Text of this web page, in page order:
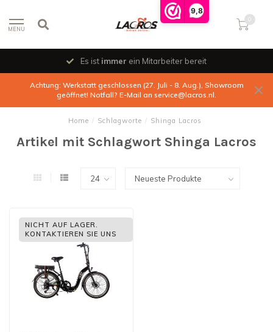
9,8
MENU
0
Es ist immer ein Mitarbeiter bereit
Achtung: Werkstatt geschlossen (27. Juli - 8. Aug.), Showroom
geöffnet! Notfall? E-Mail an service@lacros.nl.
Home / Schlagworte / Shinga Lacros
Artikel mit Schlagwort Shinga Lacros
NICHT AUF LAGER.
KONTAKTIEREN SIE UNS